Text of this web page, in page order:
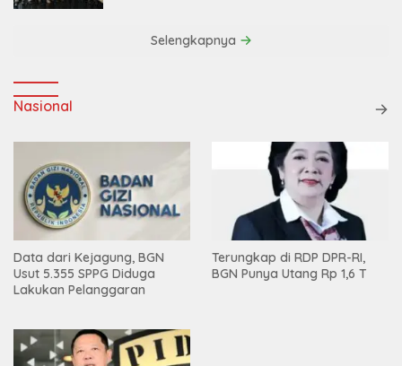
Selengkapnya
Nasional
Data dari Kejagung, BGN
Usut 5.355 SPPG Diduga
Lakukan Pelanggaran
Terungkap di RDP DPR-RI,
BGN Punya Utang Rp 1,6 T